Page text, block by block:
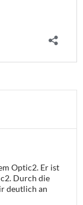
Optic2. Er ist
Durch die
deutlich an